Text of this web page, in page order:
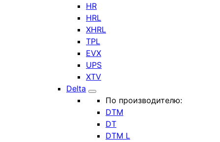
HR
HRL
XHRL
TPL
EVX
UPS
XTV
Delta
По производителю:
DTM
DT
DTM L